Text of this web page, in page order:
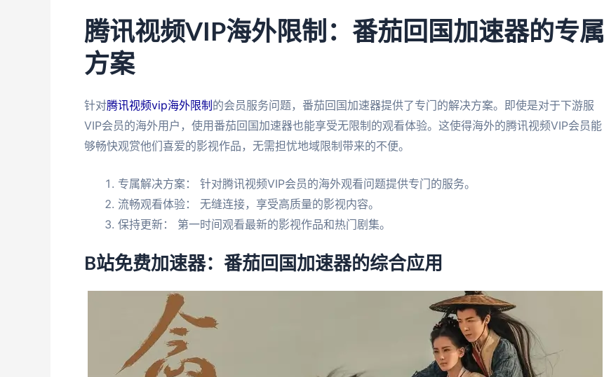
腾讯视频VIP海外限制：番茄回国加速器的专属
方案
针对腾讯视频vip海外限制的会员服务问题，番茄回国加速器提供了专门的解决方案。即使是对于下游服
VIP会员的海外用户，使用番茄回国加速器也能享受无限制的观看体验。这使得海外的腾讯视频VIP会员能
够畅快观赏他们喜爱的影视作品，无需担忧地域限制带来的不便。
专属解决方案： 针对腾讯视频VIP会员的海外观看问题提供专门的服务。
流畅观看体验： 无缝连接，享受高质量的影视内容。
保持更新： 第一时间观看最新的影视作品和热门剧集。
B站免费加速器：番茄回国加速器的综合应用